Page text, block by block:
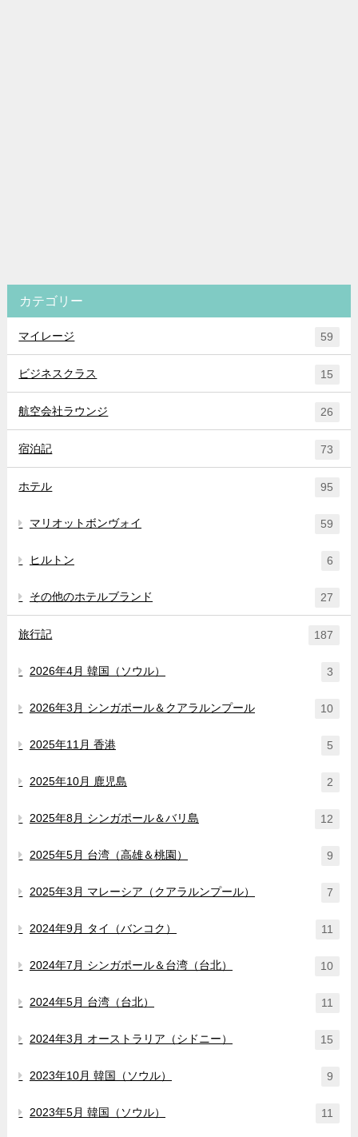
カテゴリー
マイレージ 59
ビジネスクラス 15
航空会社ラウンジ 26
宿泊記 73
ホテル 95
マリオットボンヴォイ 59
ヒルトン 6
その他のホテルブランド 27
旅行記 187
2026年4月 韓国（ソウル） 3
2026年3月 シンガポール＆クアラルンプール 10
2025年11月 香港 5
2025年10月 鹿児島 2
2025年8月 シンガポール＆バリ島 12
2025年5月 台湾（高雄＆桃園） 9
2025年3月 マレーシア（クアラルンプール） 7
2024年9月 タイ（バンコク） 11
2024年7月 シンガポール＆台湾（台北） 10
2024年5月 台湾（台北） 11
2024年3月 オーストラリア（シドニー） 15
2023年10月 韓国（ソウル） 9
2023年5月 韓国（ソウル） 11